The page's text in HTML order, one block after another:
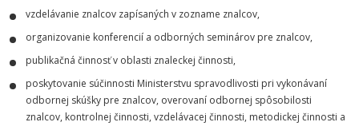
vzdelávanie znalcov zapísaných v zozname znalcov,
organizovanie konferencií a odborných seminárov pre znalcov,
publikačná činnosť v oblasti znaleckej činnosti,
poskytovanie súčinnosti Ministerstvu spravodlivosti pri vykonávaní
odbornej skúšky pre znalcov, overovaní odbornej spôsobilosti
znalcov, kontrolnej činnosti, vzdelávacej činnosti, metodickej činnosti a